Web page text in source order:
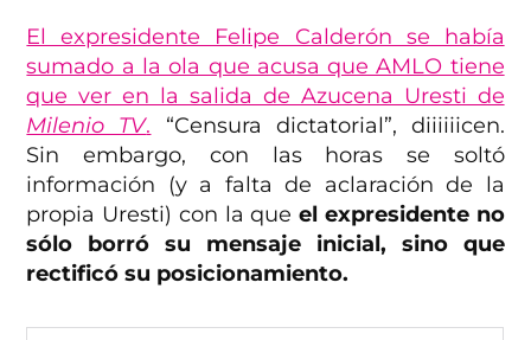
El expresidente Felipe Calderón se había
sumado a la ola que acusa que AMLO tiene
que ver en la salida de Azucena Uresti de
Milenio TV. “Censura dictatorial”, diiiiiicen.
Sin embargo, con las horas se soltó
información (y a falta de aclaración de la
propia Uresti) con la que el expresidente no
sólo borró su mensaje inicial, sino que
rectificó su posicionamiento.